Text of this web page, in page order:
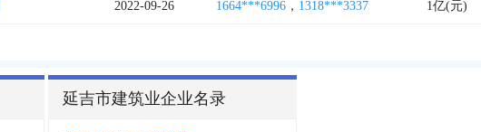
2022-09-26 1664***6996 ， 1318***3337 1亿(元)
延吉市建筑业企业名录